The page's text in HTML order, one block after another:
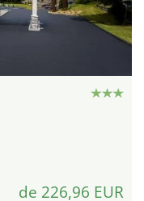
de 226,96 EUR